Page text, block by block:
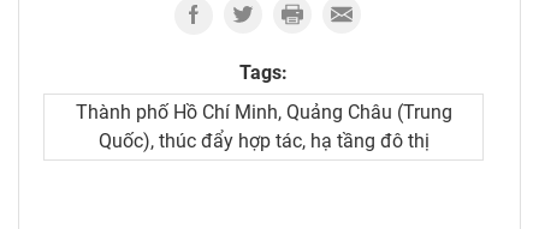
Tags:
Thành phố Hồ Chí Minh, Quảng Châu (Trung
Quốc), thúc đẩy hợp tác, hạ tầng đô thị